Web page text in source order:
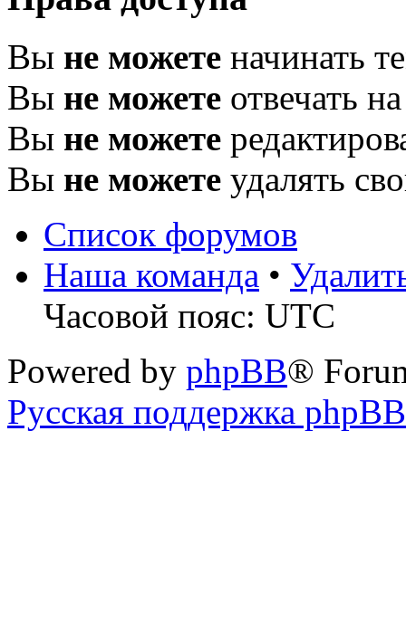
Вы не можете начинать
Вы не можете отвечать
Вы не можете
Вы не можете удалять
Список форумов
Наша команда •
Часовой пояс: UTC
Powered by phpBB®
Русская поддержка phpBB